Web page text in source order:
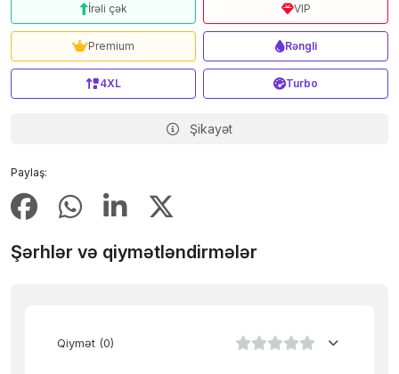
Paylaş:
İrəli çək VIP
Premium Rəngli
4XL Turbo
Şikayət
Şərhlər və qiymətləndirmələr
Qiymət (0)